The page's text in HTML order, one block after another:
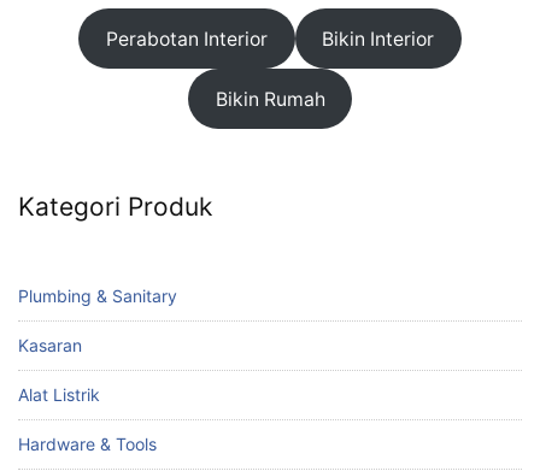
Perabotan Interior Bikin Interior
Bikin Rumah
Kategori Produk
Plumbing & Sanitary
Kasaran
Alat Listrik
Hardware & Tools